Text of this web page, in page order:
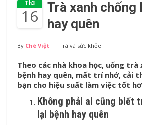
Th3
16
Trà xanh chống
hay quên
By Chè Việt Trà và sức khỏe
Theo các nhà khoa học, uống trà
bệnh hay quên, mất trí nhớ, cải
bạn cho hiệu suất làm việc tốt
Không phải ai cũng biết
lại bệnh hay quên